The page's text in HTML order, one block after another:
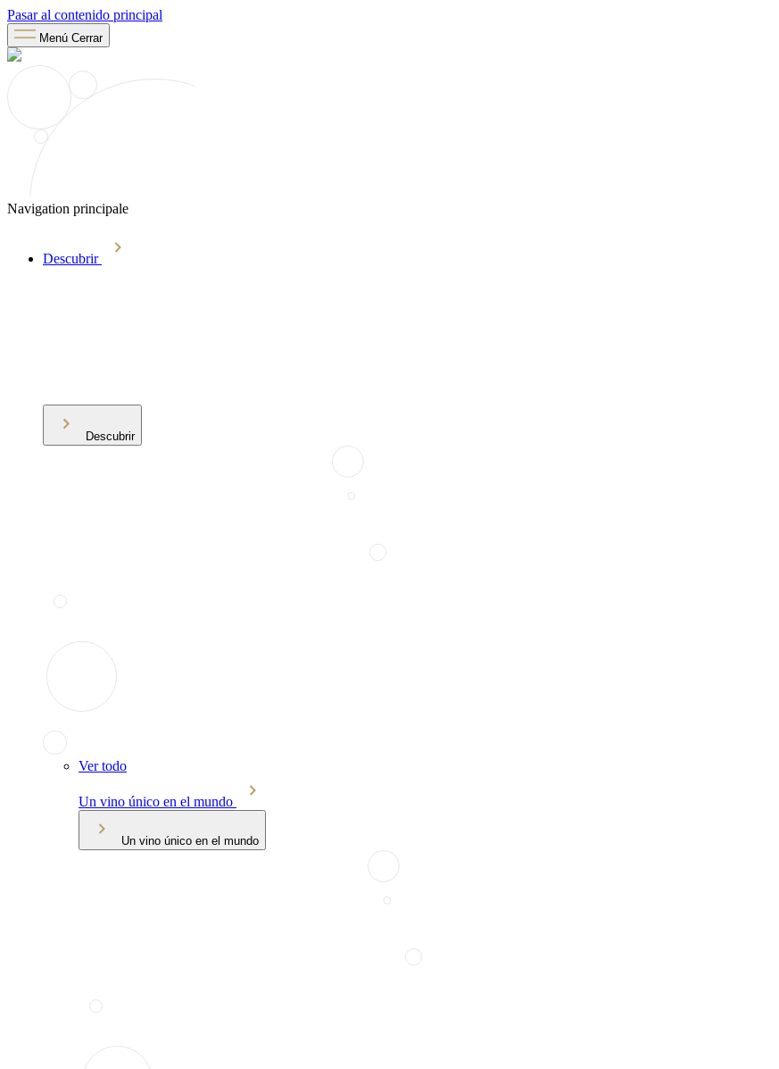
Pasar al contenido principal
Menú Cerrar
Navigation principale
Descubrir
Descubrir
Ver todo
Un vino único en el mundo
Un vino único en el mundo